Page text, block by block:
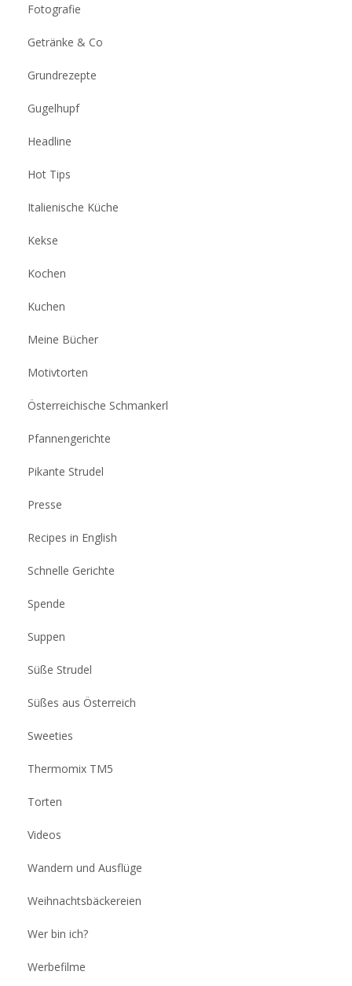
Fotografie
Getränke & Co
Grundrezepte
Gugelhupf
Headline
Hot Tips
Italienische Küche
Kekse
Kochen
Kuchen
Meine Bücher
Motivtorten
Österreichische Schmankerl
Pfannengerichte
Pikante Strudel
Presse
Recipes in English
Schnelle Gerichte
Spende
Suppen
Süße Strudel
Süßes aus Österreich
Sweeties
Thermomix TM5
Torten
Videos
Wandern und Ausflüge
Weihnachtsbäckereien
Wer bin ich?
Werbefilme